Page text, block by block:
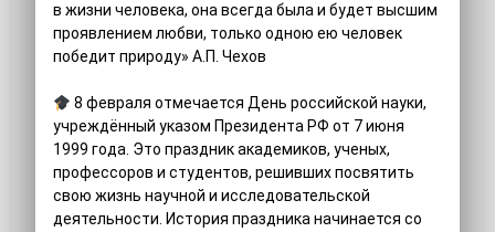
в жизни человека, она всегда была и будет высшим
проявлением любви, только одною ею человек
победит природу» А.П. Чехов
8 февраля отмечается День российской науки,
учреждённый указом Президента РФ от 7 июня
1999 года. Это праздник академиков, ученых,
профессоров и студентов, решивших посвятить
свою жизнь научной и исследовательской
деятельности. История праздника начинается со